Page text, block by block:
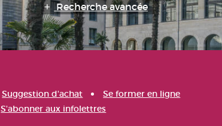
Recherche avancée
Suggestion d'achat
Se former en ligne
S'abonner aux infolettres